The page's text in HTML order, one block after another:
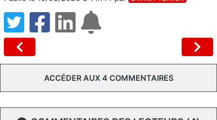
ACCÉDER AUX 4 COMMENTAIRES